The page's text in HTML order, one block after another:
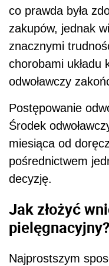
co prawda była
zakupów, jednak
znacznymi
chorobami układu
odwoławczy
Postępowanie
Środek
miesiąca od
pośrednictwem
decyzję.
Jak złożyć
pielęgnacyjny?
Najprostszym